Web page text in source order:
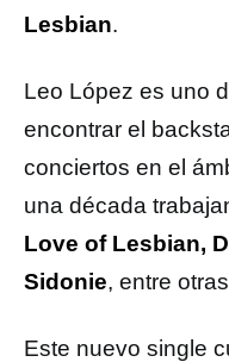
Lesbian.
Leo López es uno
encontrar el
conciertos en el
una década
Love of Lesbian,
Sidonie, entre
Este nuevo single